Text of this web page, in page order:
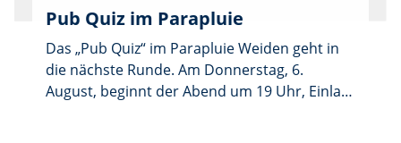
Pub Quiz im Parapluie
Das „Pub Quiz“ im Parapluie Weiden geht in
die nächste Runde. Am Donnerstag, 6.
August, beginnt der Abend um 19 Uhr, Einlass